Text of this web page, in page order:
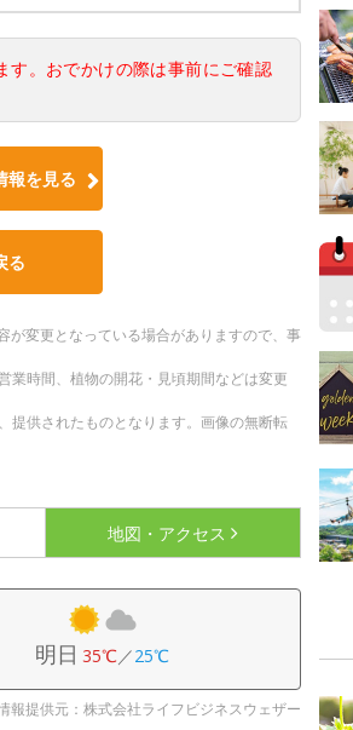
。おでかけの際は事前にご確認
報を見る
る
変更となっている場合がありますので、事
業時間、植物の開花・見頃期間などは変更
提供されたものとなります。画像の無断転
地図・アクセス
明日 35℃／25℃
報提供元：株式会社ライフビジネスウェザー